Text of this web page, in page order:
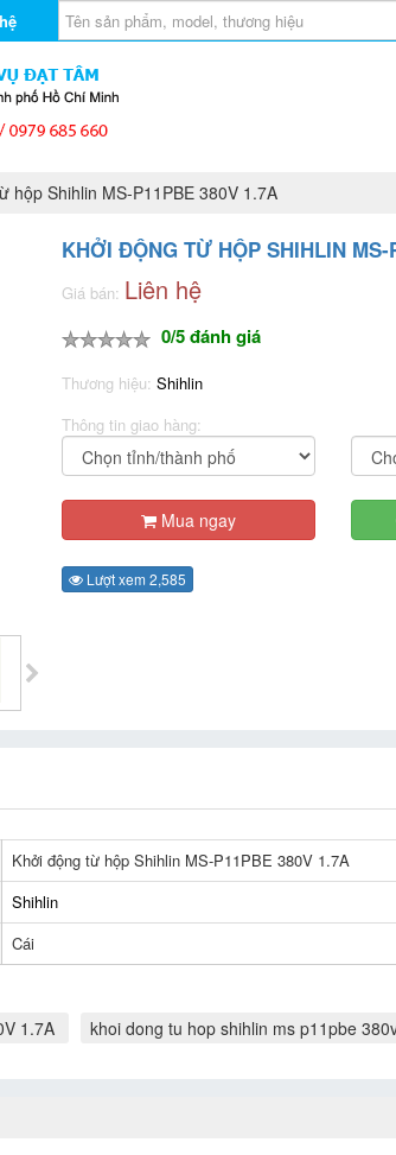
hộp Shihlin MS-P11PBE 380V 1.7A
KHỞI ĐỘNG TỪ HỘP SHIHLIN MS-
Giá bán: Liên hệ
0/5 đánh giá
Thương hiệu: Shihlin
Thông tin giao hàng:
Mua ngay
Lượt xem 2,585
Khởi động từ hộp Shihlin MS-P11PBE 380V 1.7A
Shihlin
Cái
1.7A khoi dong tu hop shihlin ms p11pbe